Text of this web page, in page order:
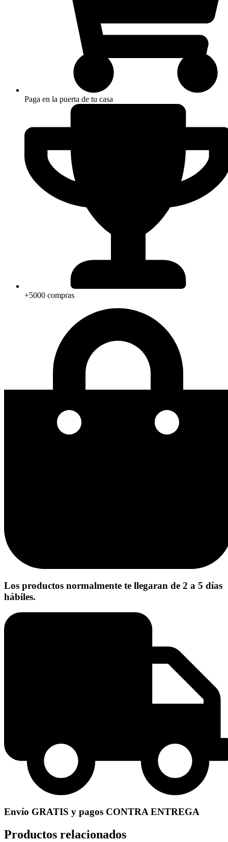
Paga en la puerta de tu casa
+5000 compras
Los productos normalmente te llegaran de 2 a 5 días
hábiles.
Envío GRATIS y pagos CONTRA ENTREGA
Productos relacionados